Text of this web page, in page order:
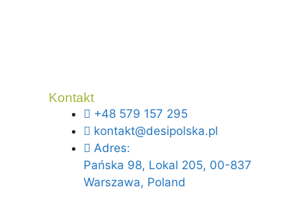
Kontakt
+48 579 157 295
kontakt@desipolska.pl
Adres:
Pańska 98, Lokal 205, 00-837
Warszawa, Poland